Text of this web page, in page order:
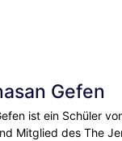
Gefen
ist ein Schüler
Mitglied des The